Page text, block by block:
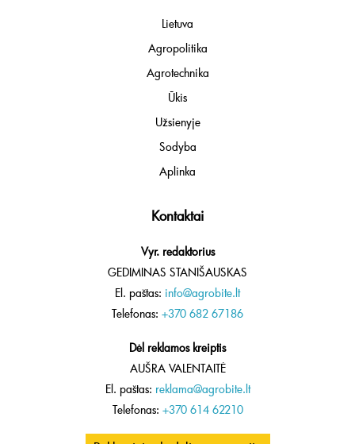
Lietuva
Agropolitika
Agrotechnika
Ūkis
Užsienyje
Sodyba
Aplinka
Kontaktai
Vyr. redaktorius
GEDIMINAS STANIŠAUSKAS
El. paštas: info@agrobite.lt
Telefonas: +370 682 67186
Dėl reklamos kreiptis
AUŠRA VALENTAITĖ
El. paštas: reklama@agrobite.lt
Telefonas: +370 614 62210